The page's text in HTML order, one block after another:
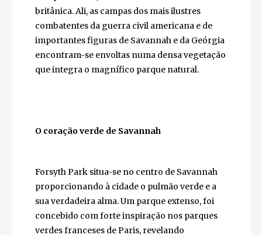
que foi construído há mais de 150 anos já
nuns Estados Unidos independentes, mas
com forte influência britânica. Ali, as campas
dos mais ilustres combatentes da guerra civil
americana e de importantes figuras de
O coração verde de Savannah
Forsyth Park situa-se no centro de Savannah
proporcionando à cidade o pulmão verde e a